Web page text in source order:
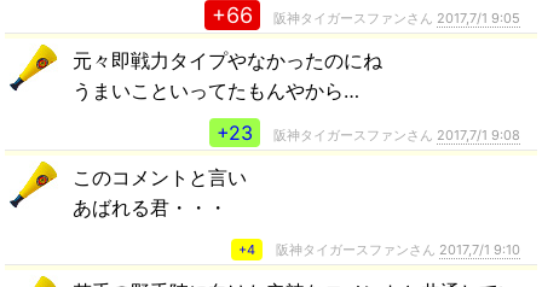
+66 阪神タイガースファンさん 2017,7/1 9:05
元々即戦力タイプやなかったのにね
うまいこといってたもんやから…
+23
阪神タイガースファンさん 2017,7/1 9:08
このコメントと言い
あばれる君・・・
+4 阪神タイガースファンさん 2017,7/1 9:10